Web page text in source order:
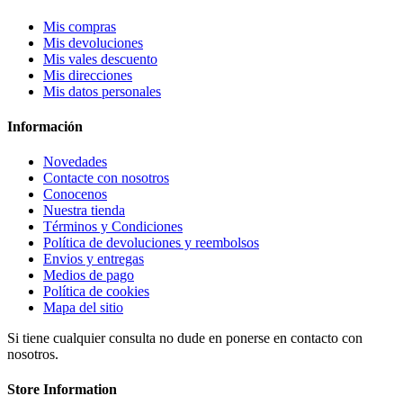
Mis compras
Mis devoluciones
Mis vales descuento
Mis direcciones
Mis datos personales
Información
Novedades
Contacte con nosotros
Conocenos
Nuestra tienda
Términos y Condiciones
Política de devoluciones y reembolsos
Envios y entregas
Medios de pago
Política de cookies
Mapa del sitio
Si tiene cualquier consulta no dude en ponerse en contacto con
nosotros.
Store Information